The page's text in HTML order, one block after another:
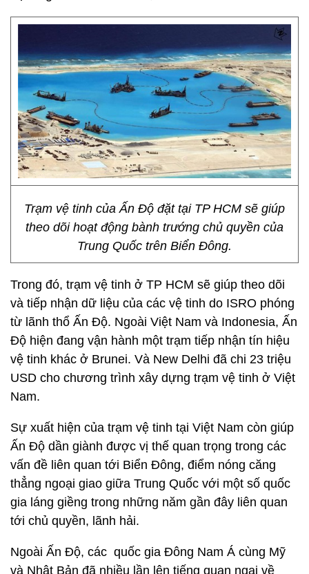
Trạm vệ tinh của Ấn Độ đặt tại TP HCM sẽ giúp
theo dõi hoạt động bành trướng chủ quyền của
Trung Quốc trên Biển Đông.
Trong đó, trạm vệ tinh ở TP HCM sẽ giúp theo dõi
và tiếp nhận dữ liệu của các vệ tinh do ISRO phóng
từ lãnh thổ Ấn Độ. Ngoài Việt Nam và Indonesia, Ấn
Độ hiện đang vận hành một trạm tiếp nhận tín hiệu
vệ tinh khác ở Brunei. Và New Delhi đã chi 23 triệu
USD cho chương trình xây dựng trạm vệ tinh ở Việt
Nam.
Sự xuất hiện của trạm vệ tinh tại Việt Nam còn giúp
Ấn Độ dần giành được vị thế quan trọng trong các
vấn đề liên quan tới Biển Đông, điểm nóng căng
thẳng ngoại giao giữa Trung Quốc với một số quốc
gia láng giềng trong những năm gần đây liên quan
tới chủ quyền, lãnh hải.
Ngoài Ấn Độ, các quốc gia Đông Nam Á cùng Mỹ
và Nhật Bản đã nhiều lần lên tiếng quan ngại về